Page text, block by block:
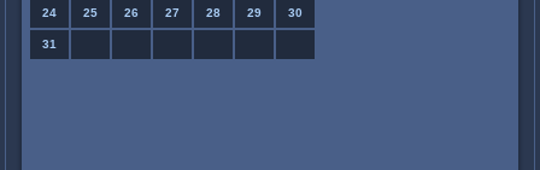
24 25 26 27 28 29 30
31